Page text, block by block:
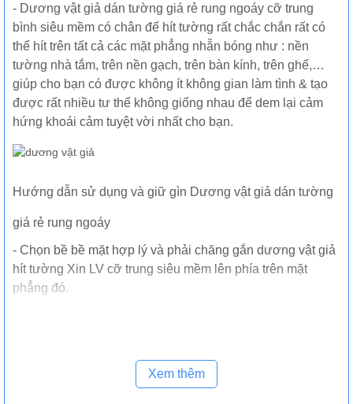
- Dương vật giả dán tường giá rẻ rung ngoáy cỡ trung
bình siêu mềm có chân đế hít tường rất chắc chắn rất có
thể hít trên tất cả các mặt phẳng nhẵn bóng như : nền
tường nhà tắm, trên nền gạch, trên bàn kính, trên ghế,…
giúp cho bạn có được không ít không gian làm tình & tạo
được rất nhiều tư thế không giống nhau để dem lại cảm
hứng khoái cảm tuyệt vời nhất cho bạn.
Hướng dẫn sử dụng và giữ gìn Dương vật giả dán tường
giá rẻ rung ngoáy
- Chọn bề bề mặt hợp lý và phải chăng gắn dương vật giả
hít tường Xin LV cỡ trung siêu mềm lên phía trên mặt
phẳng đó.
- Sau khi sử dụng xong lau chùi thật sạch bằng nước
sạch, lau khô & cất giữ cẩn trọng để sử dụng được dài lâu.
Xem thêm